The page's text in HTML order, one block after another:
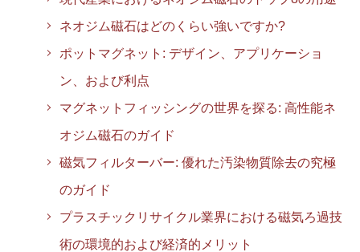
ネオジム磁石はどのくらい強いですか?
ポットマグネット: デザイン、アプリケーショ
ン、および利点
マグネットフィッシングの世界を探る: 高性能ネ
オジム磁石のガイド
磁気フィルターバー: 優れた汚染物質除去の究極
のガイド
プラスチックリサイクル業界における磁気ろ過技
術の環境的および経済的メリット